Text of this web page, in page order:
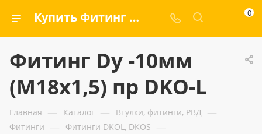
Купить Фитинг Dу -10мм (М18х1,5) пр DKO-L — ООО «ГИДРАМАКС» 0
Фитинг Dу -10мм
(М18х1,5) пр DKO-L
Главная — Каталог — Втулки, фитинги, РВД —
Фитинги — Фитинги DKOL, DKOS —